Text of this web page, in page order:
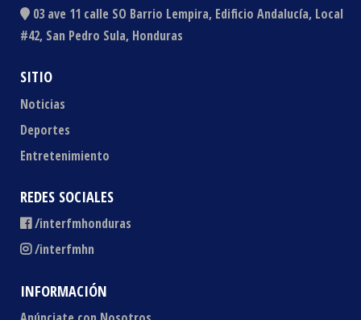
03 ave 11 calle SO Barrio Lempira, Edificio Andalucía, Local
#42, San Pedro Sula, Honduras
SITIO
Noticias
Deportes
Entretenimiento
REDES SOCIALES
/interfmhonduras
/interfmhn
INFORMACIÓN